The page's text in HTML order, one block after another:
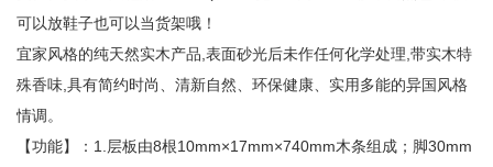
可以放鞋子也可以当货架哦！
宜家风格的纯天然实木产品,表面砂光后未作任何化学处理,带实木特
殊香味,具有简约时尚、清新自然、环保健康、实用多能的异国风格
情调。
【功能】：1.层板由8根10mm×17mm×740mm木条组成；脚30mm